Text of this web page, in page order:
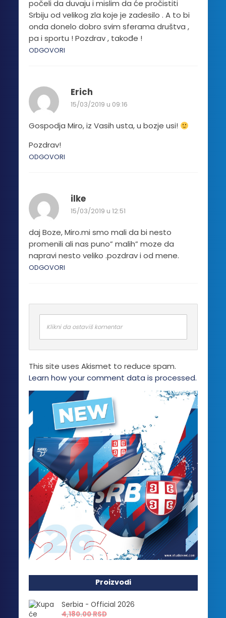
počeli da duvaju i mislim da će pročistiti
Srbiju od velikog zla koje je zadesilo . A to bi
onda donelo dobro svim sferama društva ,
pa i sportu ! Pozdrav , takođe !
ODGOVORI
Erich
15/03/2019 u 09:16
Gospodja Miro, iz Vasih usta, u bozje usi!
Pozdrav!
ODGOVORI
ilke
15/03/2019 u 12:51
daj Boze, Miro.mi smo mali da bi nesto
promenili ali nas puno” malih” moze da
napravi nesto veliko .pozdrav i od mene.
ODGOVORI
Klikni da ostaviš komentar
This site uses Akismet to reduce spam.
Learn how your comment data is processed.
Proizvodi
Serbia - Official 2026
4,180.00RSD